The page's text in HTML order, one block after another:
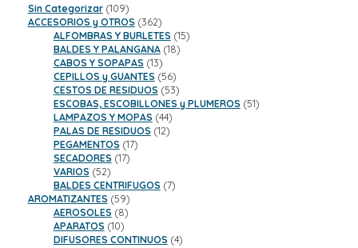
Sin Categorizar 109109
productos
ACCESORIOS y OTROS 362362
productos
ALFOMBRAS Y BURLETES 1515
BALDES Y PALANGANA 1818
CABOS Y SOPAPAS 1313
productos
CEPILLOS y GUANTES 5656
productos
CESTOS DE RESIDUOS 5353
productos
ESCOBAS, ESCOBILLONES y PLUMEROS 5151
LAMPAZOS Y MOPAS 4444
productos
PALAS DE RESIDUOS 1212
PEGAMENTOS 1717
SECADORES 1717
VARIOS 5252
productos
BALDES CENTRIFUGOS 77
AROMATIZANTES 5959
productos
AEROSOLES 88
productos
APARATOS 1010
productos
DIFUSORES CONTINUOS 44